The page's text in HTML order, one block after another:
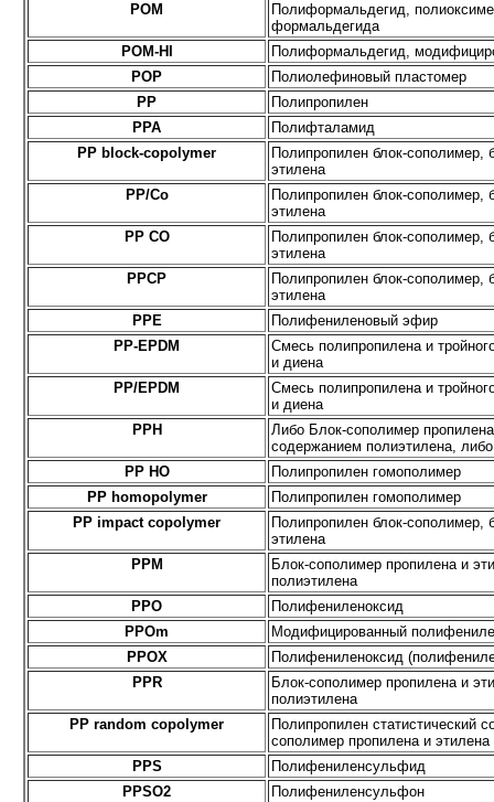
POM
Полиформальдегид,
формальдегида
POM-HI
Полиформальдегид,
POP
Полиолефиновый пластомер
PP
Полипропилен
PPA
Полифталамид
PP block-copolymer
Полипропилен блок-сополимер,
этилена
PP/Co
Полипропилен блок-сополимер,
этилена
PP CO
Полипропилен блок-сополимер,
этилена
PPCP
Полипропилен блок-сополимер,
этилена
PPE
Полифениленовый эфир
PP-EPDM
Смесь полипропилена и
и диена
PP/EPDM
Смесь полипропилена и
и диена
PPH
Либо Блок-сополимер
содержанием полиэтилена,
PP HO
Полипропилен гомополимер
PP homopolymer
Полипропилен гомополимер
PP impact copolymer
Полипропилен блок-сополимер,
этилена
PPМ
Блок-сополимер пропилена и
полиэтилена
PPO
Полифениленоксид
PPOm
Модифицированный
PPOX
Полифениленоксид
PPR
Блок-сополимер пропилена и
полиэтилена
PP random copolymer
Полипропилен статистический
сополимер пропилена и этилена
PPS
Полифениленсульфид
PPSO2
Полифениленсульфон